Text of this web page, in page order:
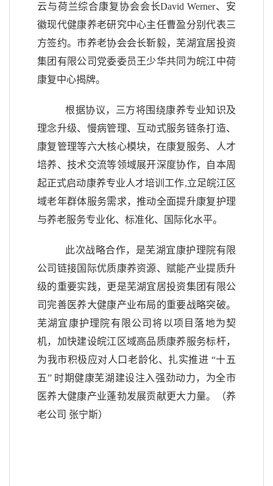
云与荷兰综合康复协会会长David Werner、安
徽现代健康养老研究中心主任曹盈分别代表三
方签约。市养老协会会长靳毅，芜湖宜居投资
集团有限公司党委委员王少华共同为皖江中荷
康复中心揭牌。
根据协议，三方将围绕康养专业知识及
理念升级、慢病管理、互动式服务链条打造、
康复管理等六大核心模块，在康复服务、人才
培养、技术交流等领域展开深度协作， 自本周
起正式启动康养专业人才培训工作,立足皖江区
域老年群体服务需求，推动全面提升康复护理
与养老服务专业化、标准化、国际化水平。
此次战略合作，是芜湖宜康护理院有限
公司 链接国际优质康养资源、赋能产业提质升
级的重要实践，更是芜湖宜居投资集团有限公
司完善医养大健康产业布局的重要战略突破。
芜湖宜康护理院有限公司将以项目落地为契
机，加快建设皖江区域高品质康养服务标杆，
为我市积极应对人口老龄化、扎实推进 “十五
五” 时期健康芜湖建设注入强劲动力，为全市
医养大健康产业蓬勃发展贡献更大力量。（养
老公司 张宁斯）